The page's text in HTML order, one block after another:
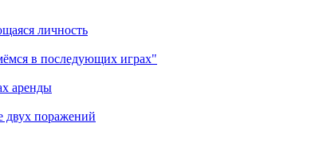
личность
в последующих играх"
аренды
двух поражений